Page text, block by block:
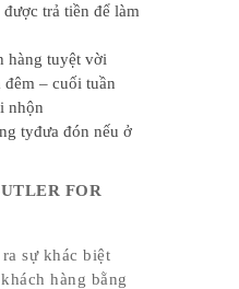
trả tiền để làm
hàng tuyệt vời
– cuối tuần
nhộn
tyđưa đón nếu ở
FOR
sự khác biệt
hàng bằng